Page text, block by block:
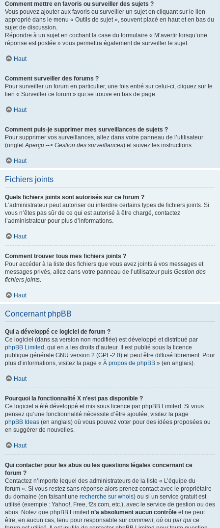
Comment mettre en favoris ou surveiller des sujets ?
Vous pouvez ajouter aux favoris ou surveiller un sujet en cliquant sur le lien
approprié dans le menu « Outils de sujet », souvent placé en haut et en bas du
sujet de discussion.
Répondre à un sujet en cochant la case du formulaire « M’avertir lorsqu’une
réponse est postée » vous permettra également de surveiller le sujet.
Haut
Comment surveiller des forums ?
Pour surveiller un forum en particulier, une fois entré sur celui-ci, cliquez sur le
lien « Surveiller ce forum » qui se trouve en bas de page.
Haut
Comment puis-je supprimer mes surveillances de sujets ?
Pour supprimer vos surveillances, allez dans votre panneau de l’utilisateur
(ongletAperçu --> Gestion des surveillances) et suivez les instructions.
Haut
Fichiers joints
Quels fichiers joints sont autorisés sur ce forum ?
L’administrateur peut autoriser ou interdire certains types de fichiers joints. Si
vous n’êtes pas sûr de ce qui est autorisé à être chargé, contactez
l’administrateur pour plus d’informations.
Haut
Comment trouver tous mes fichiers joints ?
Pour accéder à la liste des fichiers que vous avez joints à vos messages et
messages privés, allez dans votre panneau de l’utilisateur puis Gestion des
fichiers joints.
Haut
Concernant phpBB
Qui a développé ce logiciel de forum ?
Ce logiciel (dans sa version non modifiée) est développé et distribué par
phpBB Limited , qui en a les droits d’auteur. Il est publié sous la licence
publique générale GNU version 2 (GPL-2.0) et peut être diffusé librement. Pour
plus d’informations, visitez la page « À propos de phpBB » (en anglais).
Haut
Pourquoi la fonctionnalité X n’est pas disponible ?
Ce logiciel a été développé et mis sous licence par phpBB Limited. Si vous
pensez qu’une fonctionnalité nécessite d’être ajoutée, visitez la page
phpBB Ideas (en anglais) où vous pouvez voter pour des idées proposées ou
en suggérer de nouvelles.
Haut
Qui contacter pour les abus ou les questions légales concernant ce
forum ?
Contactez n’importe lequel des administrateurs de la liste « L’équipe du
forum ». Si vous restez sans réponse alors prenez contact avec le propriétaire
du domaine (en faisant une recherche sur whois) ou si un service gratuit est
utilisé (exemple : Yahoo!, Free, f2s.com, etc.), avec le service de gestion ou des
abus. Notez que phpBB Limited n’a absolument aucun contrôle et ne peut
être, en aucun cas, tenu pour responsable sur comment, où ou par qui ce